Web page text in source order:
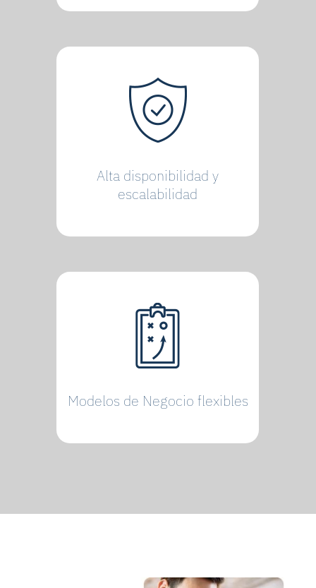
Alta disponibilidad y
escalabilidad
Modelos de Negocio flexibles